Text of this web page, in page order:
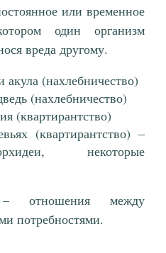
или временное
один организм
вреда другому.
(нахлебничество)
(нахлебничество)
(квартирантство)
(квартирантство) –
некоторые
отношения между
потребностями.